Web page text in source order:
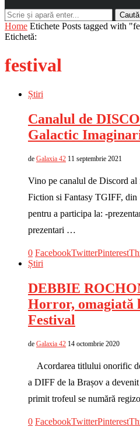
Caută
Home Etichete Posts tagged with
Etichetă:
festival
Știri
Canalul de
Galactic
de Galaxia 42 11 septembrie 2021
Vino pe canalul de Discord
Fiction si Fantasy TGIFF, din
pentru a participa la: -
prezentari …
0 FacebookTwitterPinterest
Știri
DEBBIE
Horror, omagiată
Festival
de Galaxia 42 14 octombrie 2020
Acordarea titlului onorific
a DIFF de la Brașov a
primit trofeul se numără
0 FacebookTwitterPinterest